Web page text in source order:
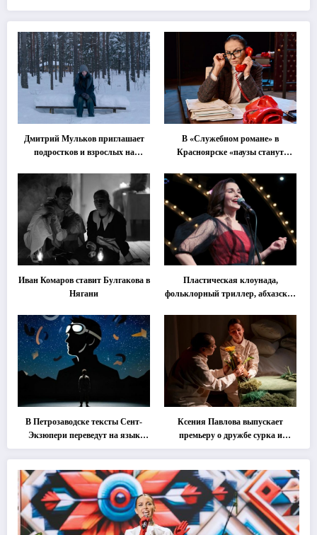
Дмитрий Мульков приглашает
подростков и взрослых на
В «Служебном романе» в
Красноярске «паузы станут
Иван Комаров ставит Булгакова в
Нягани
Пластическая клоунада,
фольклорный триллер, абхазская
втором этапе фестиваля
«Монокль»
В Петрозаводске тексты Сент-
Экзюпери переведут на язык
современной хореографии
Ксения Павлова выпускает
премьеру о дружбе сурка и
одуванчика